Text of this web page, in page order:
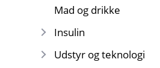
Mad og drikke
Insulin
Udstyr og teknologi